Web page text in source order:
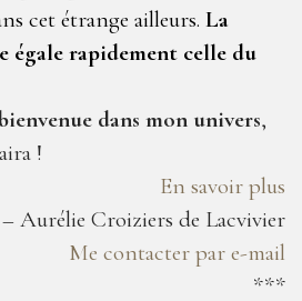
cet étrange ailleurs. La
égale rapidement celle du
dans mon univers,
!
En savoir plus
Aurélie Croiziers de Lacvivier
Me contacter par e-mail
***